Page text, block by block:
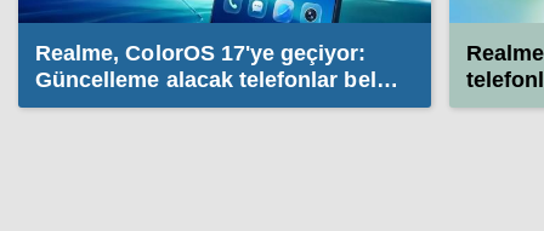
Realme, ColorOS 17'ye geçiyor:
Güncelleme alacak telefonlar belli
oldu